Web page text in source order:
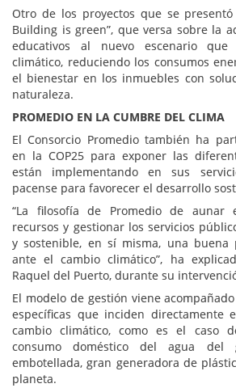
Otro de los proyectos que se
Building is green”, que versa sobre la
educativos al nuevo escenario
climático, reduciendo los consumos
el bienestar en los inmuebles con
naturaleza.
PROMEDIO EN LA CUMBRE DEL CLIMA
El Consorcio Promedio también ha
en la COP25 para exponer las
están implementando en sus
pacense para favorecer el desarrollo
“La filosofía de Promedio de aunar
recursos y gestionar los servicios
y sostenible, en sí misma, una buena
ante el cambio climático”, ha
Raquel del Puerto, durante su
El modelo de gestión viene
específicas que inciden directamente
cambio climático, como es el caso
consumo doméstico del agua
embotellada, gran generadora de
planeta.